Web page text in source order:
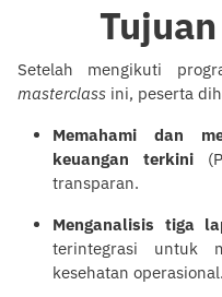
Setelah mengikuti
masterclass ini, peserta
Memahami dan
keuangan terkini
transparan.
Menganalisis tiga
terintegrasi untuk
kesehatan operasional.